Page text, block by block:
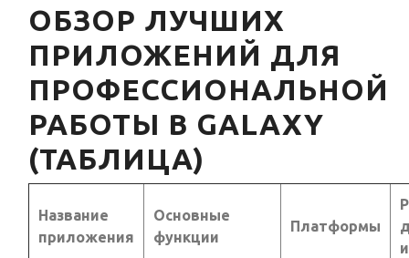
ОБЗОР ЛУЧШИХ
ПРИЛОЖЕНИЙ ДЛЯ
ПРОФЕССИОНАЛЬНОЙ
РАБОТЫ В GALAXY
(ТАБЛИЦА)
Название
приложения
Основные
функции
Платформы